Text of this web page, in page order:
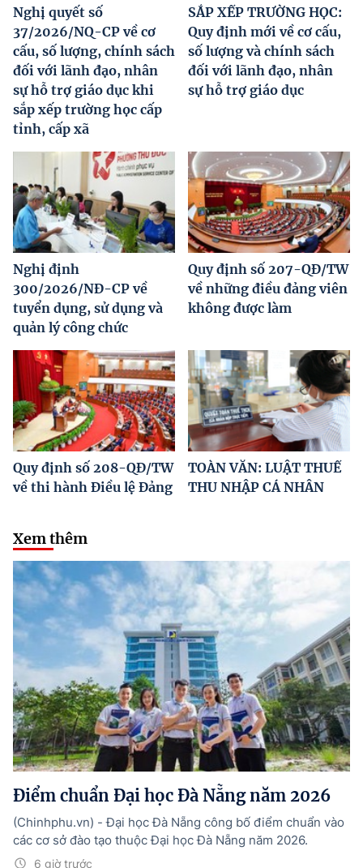
Nghị quyết số
37/2026/NQ-CP về cơ
cấu, số lượng, chính sách
đối với lãnh đạo, nhân
sự hỗ trợ giáo dục khi
sắp xếp trường học cấp
tỉnh, cấp xã
SẮP XẾP TRƯỜNG HỌC:
Quy định mới về cơ cấu,
số lượng và chính sách
đối với lãnh đạo, nhân
sự hỗ trợ giáo dục
Nghị định
300/2026/NĐ-CP về
tuyển dụng, sử dụng và
quản lý công chức
Quy định số 207-QĐ/TW
về những điều đảng viên
không được làm
Quy định số 208-QĐ/TW
về thi hành Điều lệ Đảng
TOÀN VĂN: LUẬT THUẾ
THU NHẬP CÁ NHÂN
Xem thêm
Điểm chuẩn Đại học Đà Nẵng năm 2026
6 giờ trước
(Chinhphu.vn) - Đại học Đà Nẵng công bố điểm chuẩn vào
các cơ sở đào tạo thuộc Đại học Đà Nẵng năm 2026.